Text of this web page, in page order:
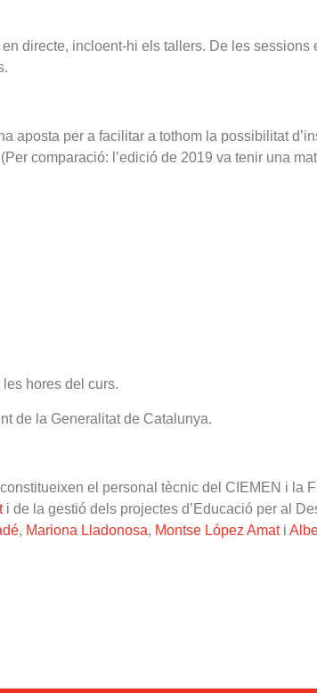
directe, incloent-hi els tallers. De les sessions
aposta per a facilitar a tothom la possibilitat
(Per comparació: l’edició de 2019 va tenir una
hores del curs.
de la Generalitat de Catalunya.
el personal tècnic del CIEMEN i la
i de la gestió dels projectes d’Educació per al
, Mariona Lladonosa, Montse López Amati